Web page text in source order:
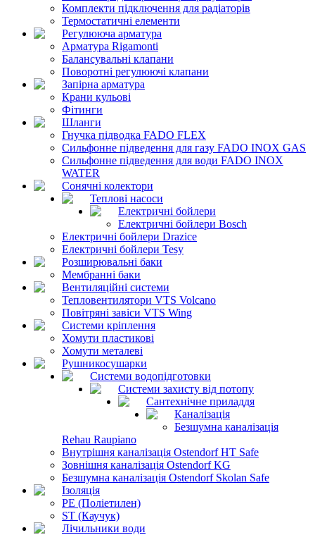
Комплекти підключення для радіаторів
Термостатичні елементи
Регулююча арматура
Арматура Rigamonti
Балансувальні клапани
Поворотні регулюючі клапани
Запірна арматура
Крани кульові
Фітинги
Шланги
Гнучка підводка FADO FLEX
Сильфонне підведення для газу FADO INOX GAS
Сильфонне підведення для води FADO INOX
WATER
Сонячні колектори
Теплові насоси
Електричні бойлери
Електричні бойлери Bosch
Електричні бойлери Drazice
Електричні бойлери Tesy
Розширювальні баки
Мембранні баки
Вентиляційні системи
Тепловентилятори VTS Volcano
Повітряні завіси VTS Wing
Системи кріплення
Хомути пластикові
Хомути металеві
Рушникосушарки
Системи водопідготовки
Системи захисту від потопу
Сантехнічне приладдя
Каналізація
Безшумна каналізація
Rehau Raupiano
Внутрішня каналізація Ostendorf HT Safe
Зовнішня каналізація Ostendorf KG
Безшумна каналізація Ostendorf Skolan Safe
Ізоляція
PE (Поліетилен)
ST (Каучук)
Лічильники води